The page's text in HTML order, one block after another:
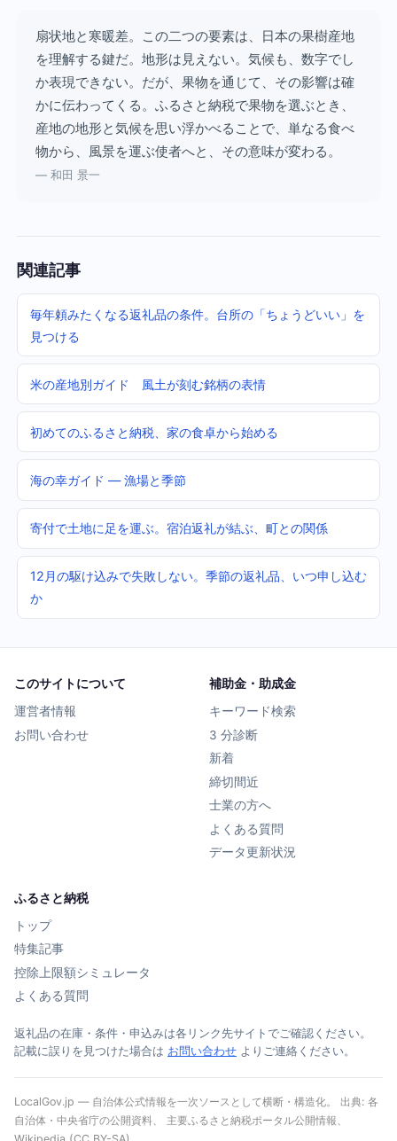
扇状地と寒暖差。この二つの要素は、日本の果樹産地
を理解する鍵だ。地形は見えない。気候も、数字でし
か表現できない。だが、果物を通じて、その影響は確
かに伝わってくる。ふるさと納税で果物を選ぶとき、
産地の地形と気候を思い浮かべることで、単なる食べ
物から、風景を運ぶ使者へと、その意味が変わる。
— 和田 景一
関連記事
毎年頼みたくなる返礼品の条件。台所の「ちょうどいい」を
見つける
米の産地別ガイド 風土が刻む銘柄の表情
初めてのふるさと納税、家の食卓から始める
海の幸ガイド — 漁場と季節
寄付で土地に足を運ぶ。宿泊返礼が結ぶ、町との関係
12月の駆け込みで失敗しない。季節の返礼品、いつ申し込む
か
このサイトについて
運営者情報
お問い合わせ
補助金・助成金
キーワード検索
3 分診断
新着
締切間近
士業の方へ
よくある質問
データ更新状況
ふるさと納税
トップ
特集記事
控除上限額シミュレータ
よくある質問
返礼品の在庫・条件・申込みは各リンク先サイトでご確認ください。
記載に誤りを見つけた場合は お問い合わせ よりご連絡ください。
LocalGov.jp — 自治体公式情報を一次ソースとして横断・構造化。 出典: 各
自治体・中央省庁の公開資料、 主要ふるさと納税ポータル公開情報、